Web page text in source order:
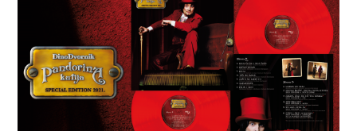
I
DALJE
NAJBOLJI
SURF
ROCK
BEND
ALBUMOM
“DUMB
LOUD
HOLLOW
TWANG”
SADA